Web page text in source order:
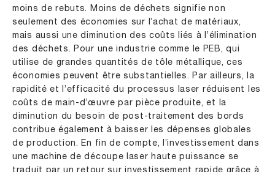
moins de rebuts. Moins de déchets signifie non
seulement des économies sur l’achat de matériaux,
mais aussi une diminution des coûts liés à l’élimination
des déchets. Pour une industrie comme le PEB, qui
utilise de grandes quantités de tôle métallique, ces
économies peuvent être substantielles. Par ailleurs, la
rapidité et l’efficacité du processus laser réduisent les
coûts de main-d’œuvre par pièce produite, et la
diminution du besoin de post-traitement des bords
contribue également à baisser les dépenses globales
de production. En fin de compte, l’investissement dans
une machine de découpe laser haute puissance se